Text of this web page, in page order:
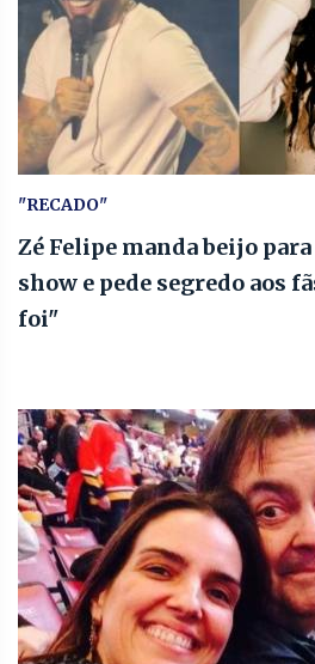
"RECADO"
Zé Felipe manda beijo
show e pede segredo aos
foi"